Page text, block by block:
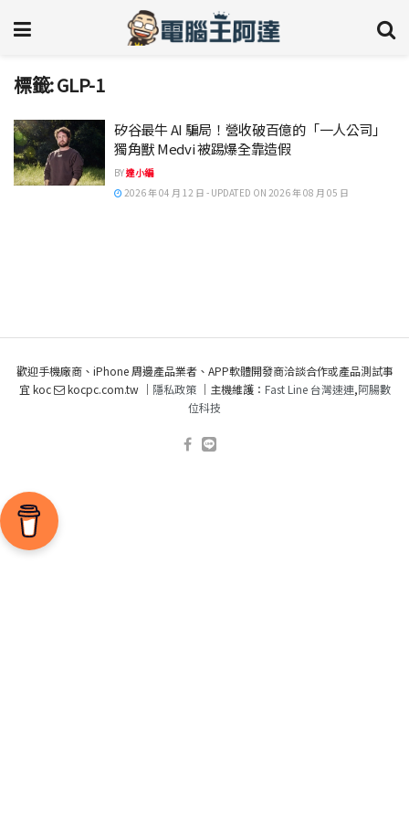
標籤:GLP-1
矽谷最牛 AI 騙局！營收破百億的「一人公司」
獨角獸 Medvi 被踢爆全靠造假
BY達小編
2026 年 04 月 12 日 - UPDATED ON 2026 年 08 月 05 日
歡迎手機廠商、iPhone 周邊產品業者、APP軟體開發商洽談合作或產品測試事
宜 koc
kocpc.com.tw ｜ 隱私政策｜主機維護： Fast Line 台灣速連,阿腸數
位科技